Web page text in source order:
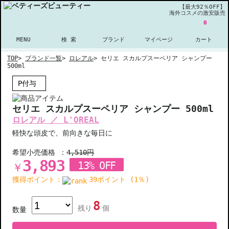
【最大92％OFF】
海外コスメの激安販売
MENU 検 索 ブランド マイページ
0
カート
TOP> ブランド一覧> ロレアル> セリエ スカルプスーペリア シャンプー
500ml
P付与
セリエ スカルプスーペリア シャンプー 500ml
ロレアル ／ L'OREAL
軽快な頭皮で、前向きな毎日に
希望小売価格 ：4,510円
￥ 3,893 13% OFF
獲得ポイント： 39ポイント (1％)
数量 残り 8 個